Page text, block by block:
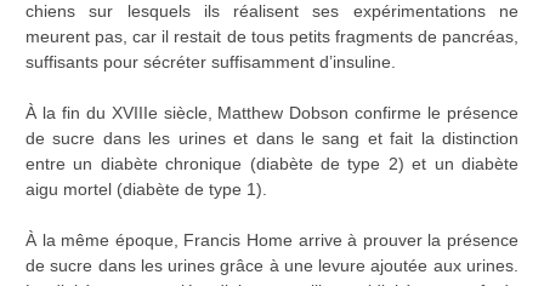
chiens sur lesquels ils réalisent ses expérimentations ne
meurent pas, car il restait de tous petits fragments de pancréas,
suffisants pour sécréter suffisamment d’insuline.
À la fin du XVIIIe siècle, Matthew Dobson confirme le présence
de sucre dans les urines et dans le sang et fait la distinction
entre un diabète chronique (diabète de type 2) et un diabète
aigu mortel (diabète de type 1).
À la même époque, Francis Home arrive à prouver la présence
de sucre dans les urines grâce à une levure ajoutée aux urines.